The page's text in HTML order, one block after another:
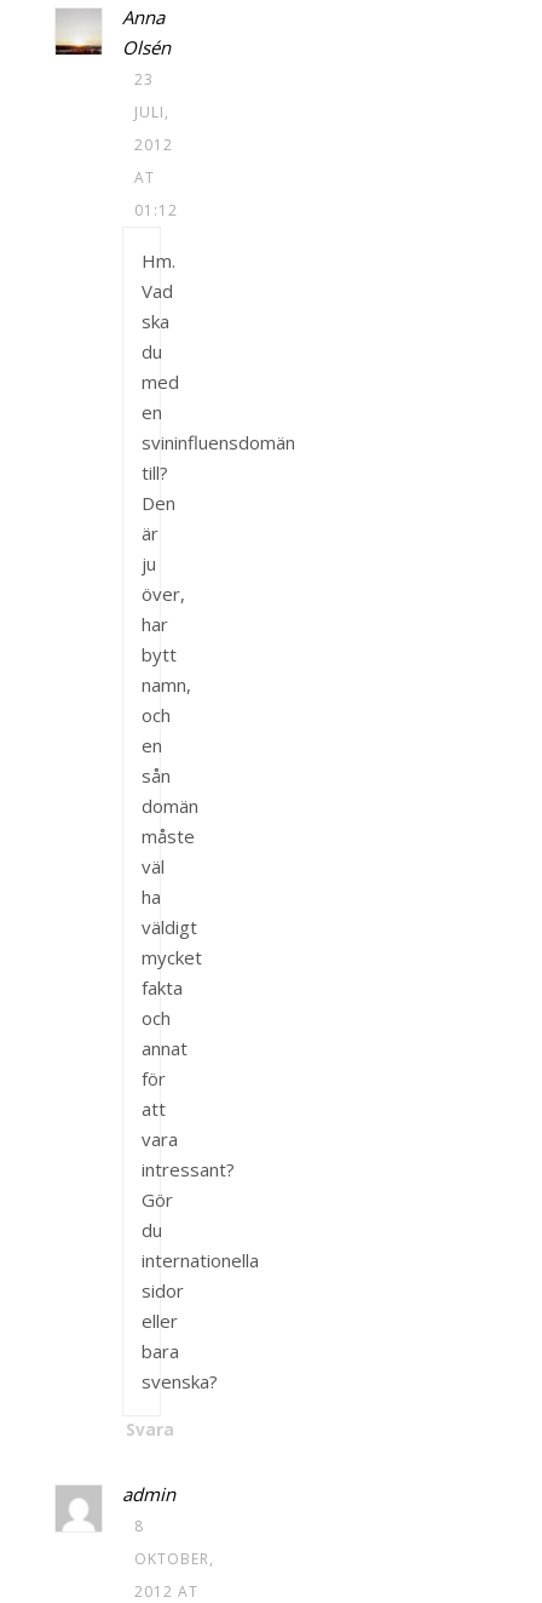
Anna
Olsén
23
JULI,
2012
AT
01:12
Hm.
Vad
ska
du
med
en
svininfluensdomän
till?
Den
är
ju
över,
har
bytt
namn,
och
en
sån
domän
måste
väl
ha
väldigt
mycket
fakta
och
annat
för
att
vara
intressant?
Gör
du
internationella
sidor
eller
bara
svenska?
Svara
admin
8
OKTOBER,
2012 AT